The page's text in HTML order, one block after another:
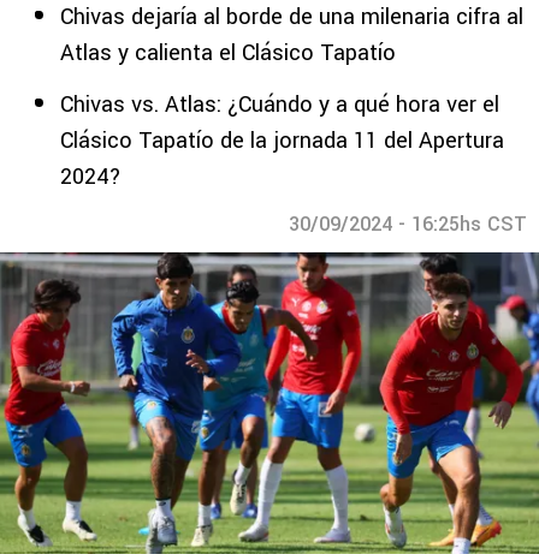
Chivas dejaría al borde de una milenaria cifra al
Atlas y calienta el Clásico Tapatío
Chivas vs. Atlas: ¿Cuándo y a qué hora ver el
Clásico Tapatío de la jornada 11 del Apertura
2024?
30/09/2024 - 16:25hs CST